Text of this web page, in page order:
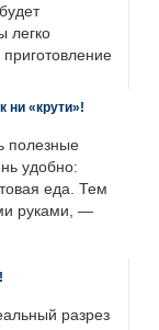
легко
ни «крути»!
полезные
удобно:
еда. Тем
руками, —
разрез